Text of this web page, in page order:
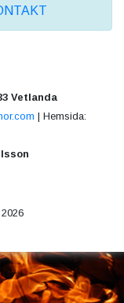
Vetlanda
| Hemsida: